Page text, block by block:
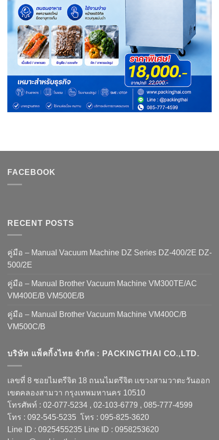
FACEBOOK
RECENT POSTS
คู่มือ – Manual Vacuum Machine DZ Series DZ-400/2E DZ-
500/2E
คู่มือ – Manual Brother Vacuum Machine VM300TE/AC
VM400E/B VM500E/B
คู่มือ – Manual Brother Vacuum Machine VM400C/B
VM500C/B
บริษัท แพ็คกิ้งไทย จำกัด : PACKINGTHAI CO.,LTD.
เลขที่ 8 ซอยไมตรีจิต 18 ถนนไมตรีจิต แขวงสามวาตะวันออก
เขตคลองสามวา กรุงเทพมหานคร 10510
โทรศัพท์ : 02-077-5234 , 02-103-6779 , 085-777-4599
โทร : 092-545-5235 โทร : 095-825-3620
Line ID : 0925455235 Line ID : 0958253620